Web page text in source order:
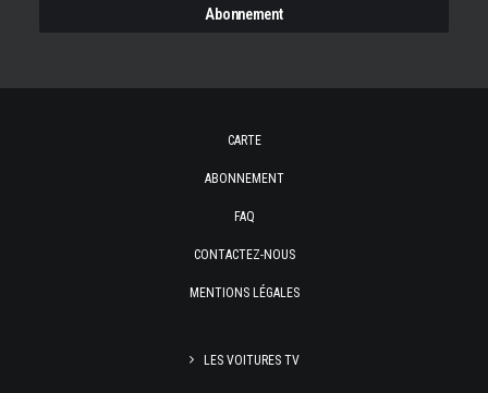
CARTE
ABONNEMENT
FAQ
CONTACTEZ-NOUS
MENTIONS LÉGALES
LES VOITURES TV